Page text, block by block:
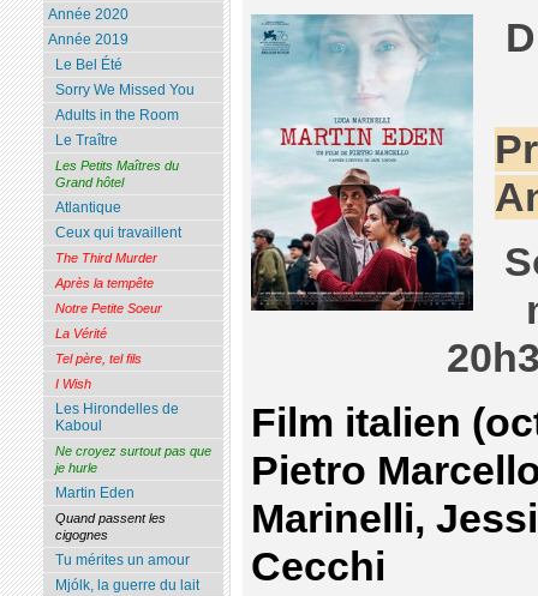
Film italien
Pietro
Marinelli,
Cecchi
Année 2020
Année 2019
Le Bel Été
Sorry We Missed You
Adults in the Room
Le Traître
Les Petits Maîtres du
Grand hôtel
Atlantique
Ceux qui travaillent
The Third Murder
Après la tempête
Notre Petite Soeur
La Vérité
Tel père, tel fils
I Wish
Les Hirondelles de
Kaboul
Ne croyez surtout pas que
je hurle
Martin Eden
Quand passent les
cigognes
Tu mérites un amour
Mjólk, la guerre du lait